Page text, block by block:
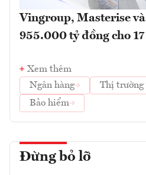
Vingroup, Masterise
955.000 tỷ đồng cho
Xem thêm
Ngân hàng
Thị trường
Bảo hiểm
Đừng bỏ lỡ